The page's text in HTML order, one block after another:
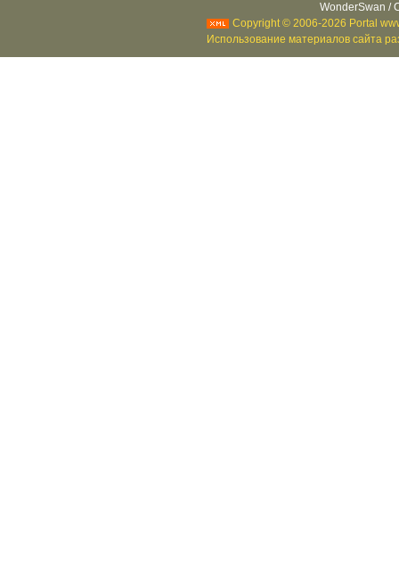
WonderSwan /
Copyright © 2006-2026 Portal
Использование материалов сайта